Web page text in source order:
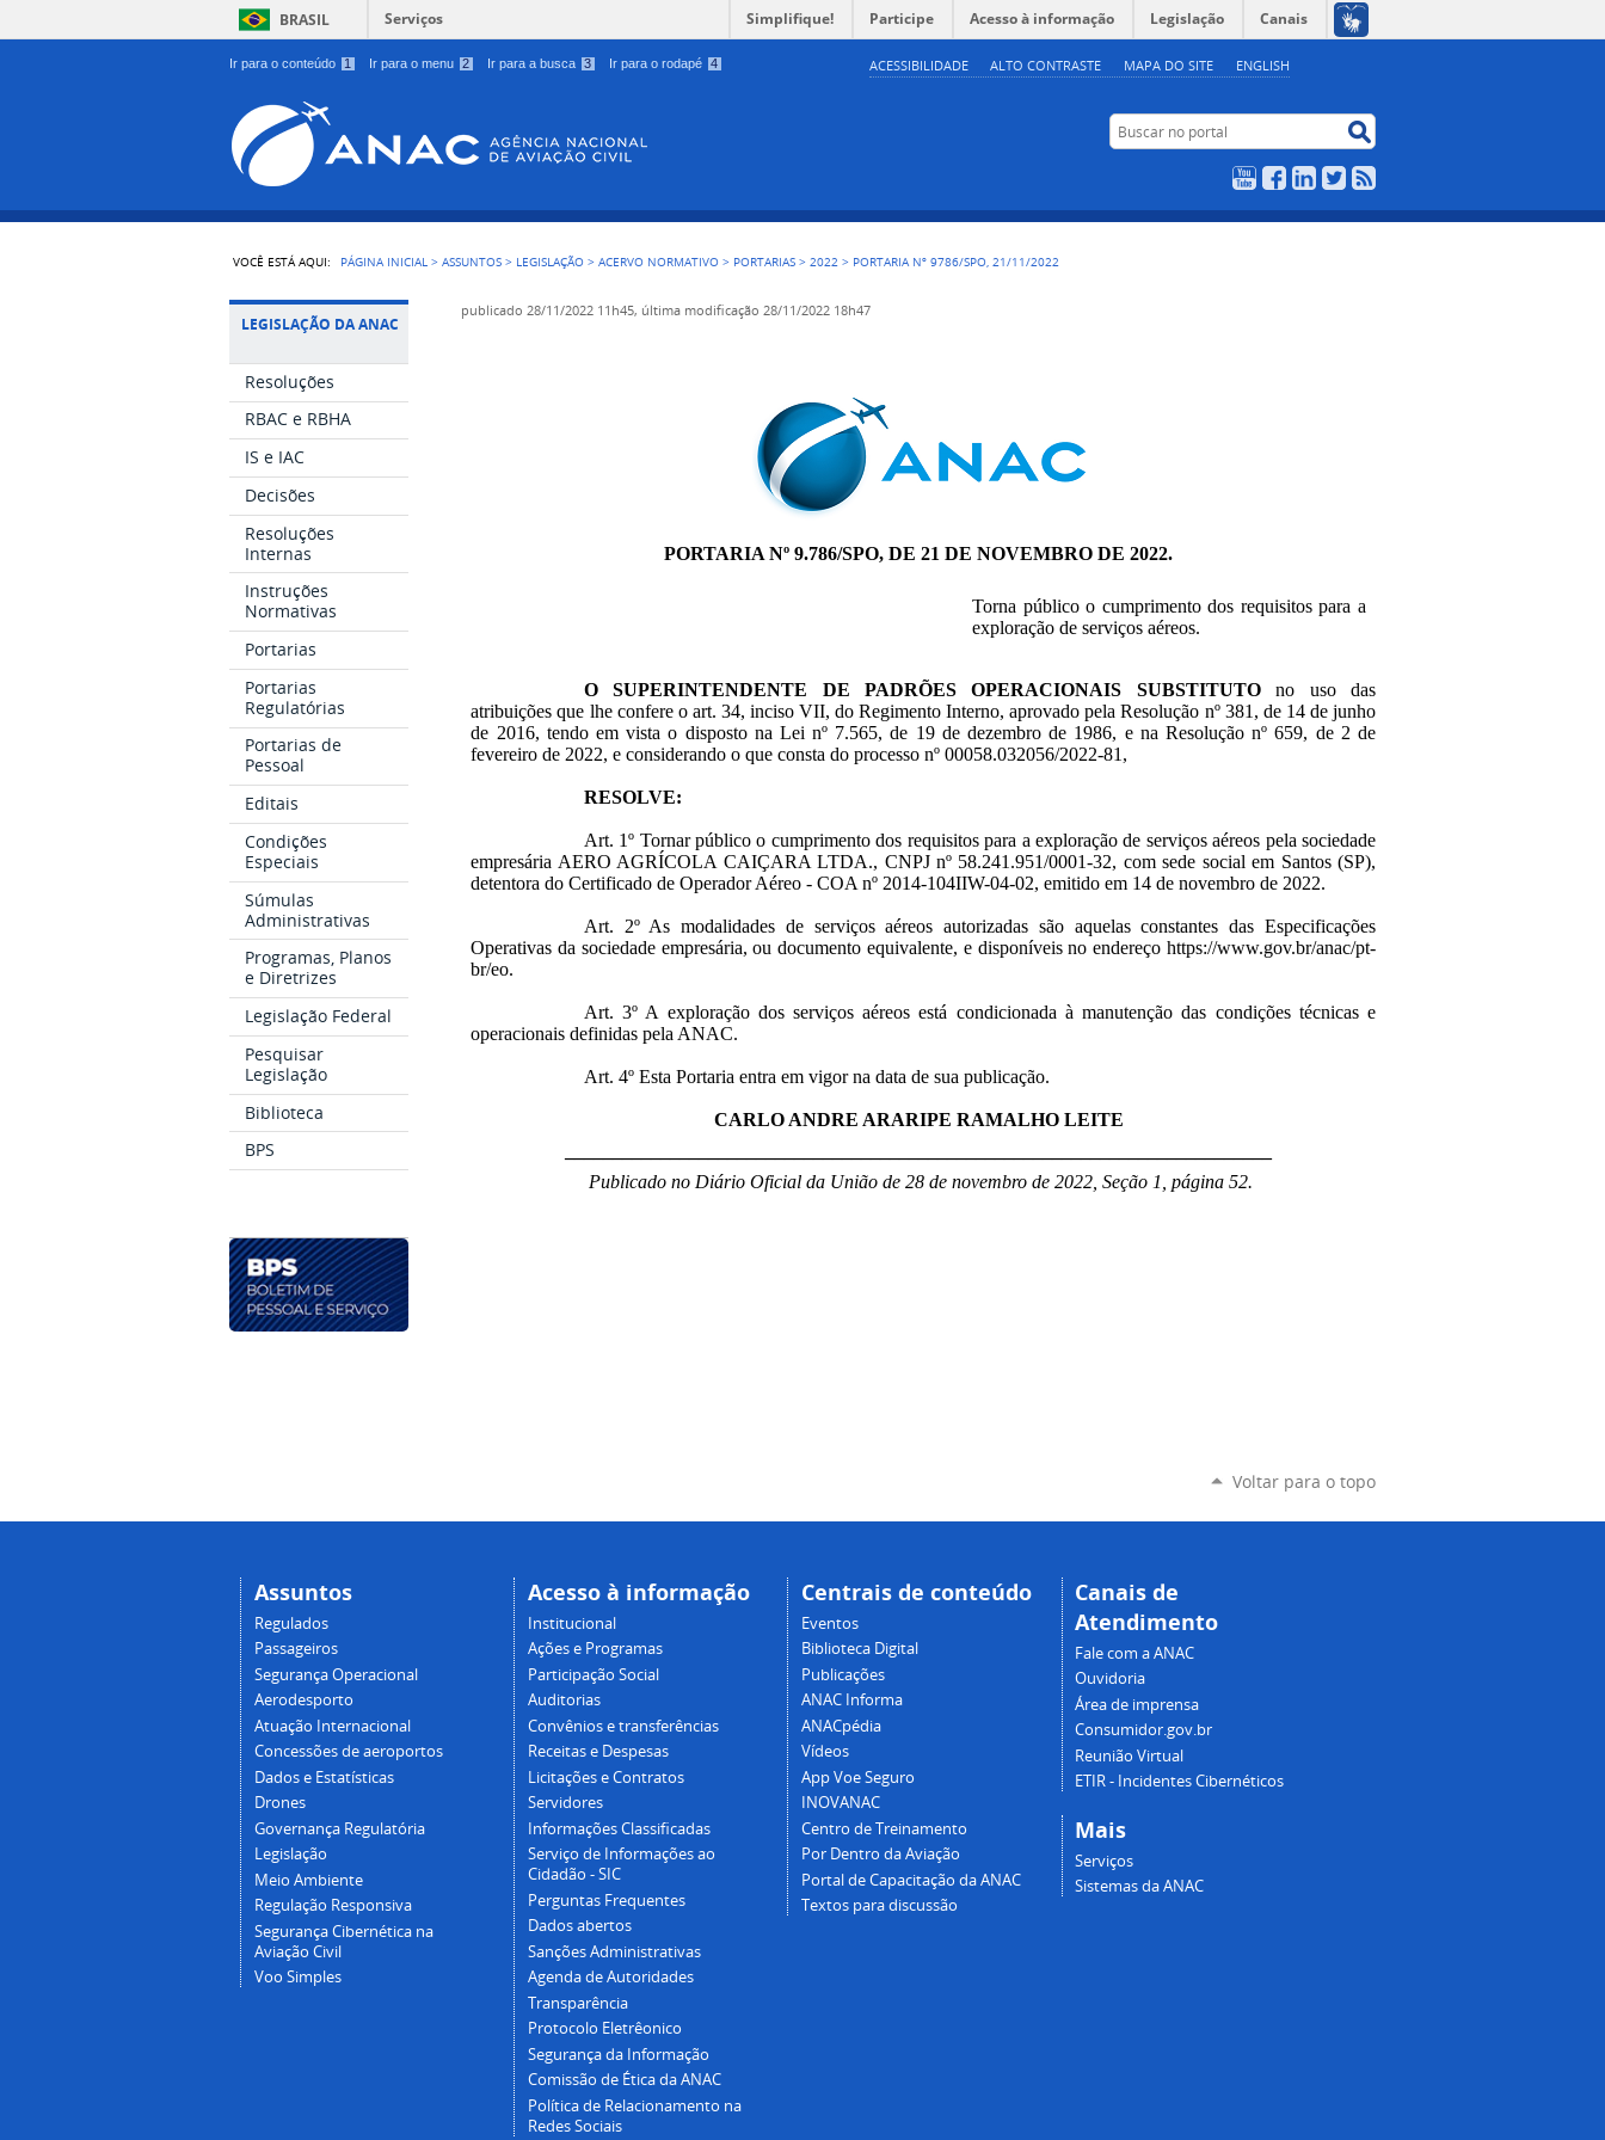
Ir para o conteúdo 1 Ir para o menu 2 Ir para a busca 3 Ir para o rodapé 4 ACESSIBILIDADE ALTO CONTRASTE MAPA DO SITE ENGLISH
BRASIL Serviços Simplifique! Participe Acesso à informação Legislação Canais
Buscar no portal
YouTubeFacebookLinkedIn
Twitter
VOCÊ ESTÁ AQUI: PÁGINA INICIAL >ASSUNTOS > LEGISLAÇÃO >ACERVO NORMATIVO > PORTARIAS >2022 > PORTARIA Nº 9786/SPO, 21/11/2022
LEGISLAÇÃO DA ANAC
Resoluções
RBAC e RBHA
IS e IAC
Decisões
Resoluções
Internas
Instruções
Normativas
Portarias
Portarias
Regulatórias
Portarias de
Pessoal
Editais
Condições
Especiais
Súmulas
Administrativas
Programas, Planos
e Diretrizes
Legislação Federal
Pesquisar
Legislação
Biblioteca
BPS
publicado 28/11/2022 11h45, última modificação 28/11/2022 18h47
PORTARIA Nº 9.786/SPO, DE 21 DE NOVEMBRO DE 2022.
Torna público o cumprimento dos requisitos para a
exploração de serviços aéreos.
O SUPERINTENDENTE DE PADRÕES OPERACIONAIS SUBSTITUTOno uso das
atribuições que lhe confere o art. 34, inciso VII, do Regimento Interno, aprovado pela Resolução nº 381, de 14 de junho
de 2016, tendo em vista o disposto na Lei nº 7.565, de 19 de dezembro de 1986, e na Resolução nº 659, de 2 de
fevereiro de 2022, e considerando o que consta do processo nº 00058.032056/2022-81,
RESOLVE:
Art. 1º Tornar público o cumprimento dos requisitos para a exploração de serviços aéreos pela sociedade
empresária AERO AGRÍCOLA CAIÇARA LTDA., CNPJ nº 58.241.951/0001-32, com sede social em Santos (SP),
detentora do Certificado de Operador Aéreo - COA nº 2014-104IIW-04-02, emitido em 14 de novembro de 2022.
Art. 2º As modalidades de serviços aéreos autorizadas são aquelas constantes das Especificações
Operativas da sociedade empresária, ou documento equivalente, e disponíveis no endereço https://www.gov.br/anac/pt-
br/eo.
Art. 3º A exploração dos serviços aéreos está condicionada à manutenção das condições técnicas e
operacionais definidas pela ANAC.
Art. 4º Esta Portaria entra em vigor na data de sua publicação.
CARLO ANDRE ARARIPE RAMALHO LEITE
Publicado no Diário Oficial da União de 28 de novembro de 2022, Seção 1, página 52.
Voltar para o topo
Assuntos
Regulados
Passageiros
Segurança Operacional
Aerodesporto
Atuação Internacional
Concessões de aeroportos
Dados e Estatísticas
Drones
Governança Regulatória
Legislação
Meio Ambiente
Regulação Responsiva
Segurança Cibernética na
Aviação Civil
Voo Simples
Acesso à informação
Institucional
Ações e Programas
Participação Social
Auditorias
Convênios e transferências
Receitas e Despesas
Licitações e Contratos
Servidores
Informações Classificadas
Serviço de Informações ao
Cidadão - SIC
Perguntas Frequentes
Dados abertos
Sanções Administrativas
Agenda de Autoridades
Transparência
Protocolo Eletrêonico
Segurança da Informação
Comissão de Ética da ANAC
Política de Relacionamento na
Redes Sociais
Centrais de conteúdo
Eventos
Biblioteca Digital
Publicações
ANAC Informa
ANACpédia
Vídeos
App Voe Seguro
INOVANAC
Centro de Treinamento
Por Dentro da Aviação
Portal de Capacitação da ANAC
Textos para discussão
Canais de
Atendimento
Fale com a ANAC
Ouvidoria
Área de imprensa
Consumidor.gov.br
Reunião Virtual
ETIR - Incidentes Cibernéticos
Mais
Serviços
Sistemas da ANAC